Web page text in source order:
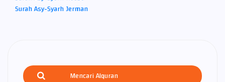
Surah Asy-Syarh Jerman